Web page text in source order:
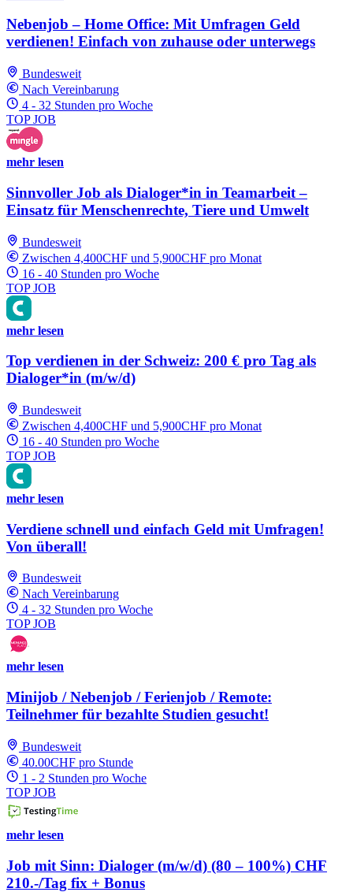
Nebenjob – Home Office: Mit Umfragen Geld
verdienen! Einfach von zuhause oder unterwegs
Bundesweit
Nach Vereinbarung
4 - 32 Stunden pro Woche
TOP JOB
mehr lesen
Sinnvoller Job als Dialoger*in in Teamarbeit –
Einsatz für Menschenrechte, Tiere und Umwelt
Bundesweit
Zwischen 4,400CHF und 5,900CHF pro Monat
16 - 40 Stunden pro Woche
TOP JOB
mehr lesen
Top verdienen in der Schweiz: 200 € pro Tag als
Dialoger*in (m/w/d)
Bundesweit
Zwischen 4,400CHF und 5,900CHF pro Monat
16 - 40 Stunden pro Woche
TOP JOB
mehr lesen
Verdiene schnell und einfach Geld mit Umfragen!
Von überall!
Bundesweit
Nach Vereinbarung
4 - 32 Stunden pro Woche
TOP JOB
mehr lesen
Minijob / Nebenjob / Ferienjob / Remote:
Teilnehmer für bezahlte Studien gesucht!
Bundesweit
40.00CHF pro Stunde
1 - 2 Stunden pro Woche
TOP JOB
mehr lesen
Job mit Sinn: Dialoger (m/w/d) (80 – 100%) CHF
210.-/Tag fix + Bonus